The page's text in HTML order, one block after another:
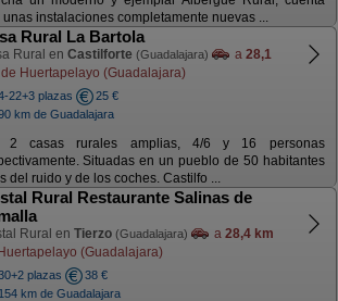
unas instalaciones completamente nuevas ...
Rural La Bartola
Rural en Castilforte (Guadalajara) a 28,1
de Huertapelayo (Guadalajara)
22+3 plazas
25 €
km de Guadalajara
2 casas rurales amplias, 4/6 y 16 personas
Situadas en un pueblo de 50 habitantes
del ruido y de los coches. Castilfo ...
Rural Restaurante Salinas de
Rural en Tierzo (Guadalajara) a 28,4 km
(Guadalajara)
plazas
38 €
154 km de Guadalajara